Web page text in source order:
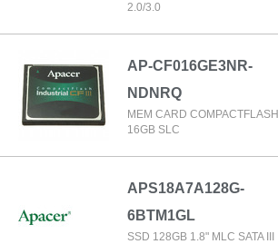
2.0/3.0
AP-CF016GE3NR-
NDNRQ
MEM CARD COMPACTFLASH
16GB SLC
APS18A7A128G-
6BTM1GL
SSD 128GB 1.8" MLC SATA III